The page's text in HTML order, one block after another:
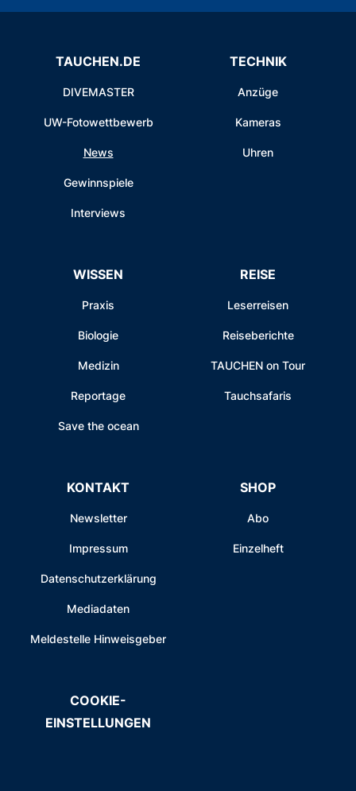
TAUCHEN.DE
DIVEMASTER
UW-Fotowettbewerb
News
Gewinnspiele
Interviews
TECHNIK
Anzüge
Kameras
Uhren
WISSEN
Praxis
Biologie
Medizin
Reportage
Save the ocean
REISE
Leserreisen
Reiseberichte
TAUCHEN on Tour
Tauchsafaris
KONTAKT
Newsletter
Impressum
Datenschutzerklärung
Mediadaten
Meldestelle Hinweisgeber
SHOP
Abo
Einzelheft
COOKIE-
EINSTELLUNGEN